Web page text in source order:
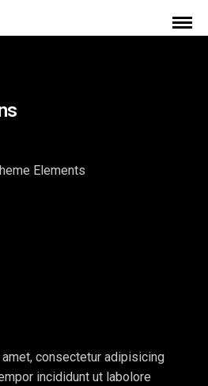
Elements
consectetur adipisicing
incididunt ut labolore